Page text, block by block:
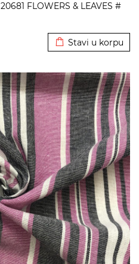
FLOWERS & LEAVES #
Stavi u korpu